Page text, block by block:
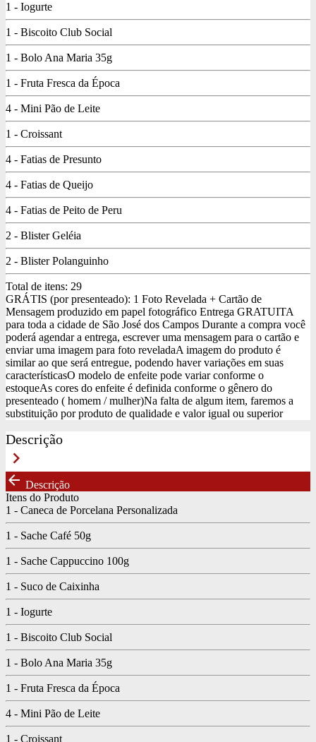
1 - Iogurte
1 - Biscoito Club Social
1 - Bolo Ana Maria 35g
1 - Fruta Fresca da Época
4 - Mini Pão de Leite
1 - Croissant
4 - Fatias de Presunto
4 - Fatias de Queijo
4 - Fatias de Peito de Peru
2 - Blister Geléia
2 - Blister Polanguinho
Total de itens: 29
GRÁTIS (por presenteado): 1 Foto Revelada + Cartão de
Mensagem produzido em papel fotográfico Entrega GRATUITA
para toda a cidade de São José dos Campos Durante a compra você
poderá agendar a entrega, escrever uma mensagem para o cartão e
enviar uma imagem para foto reveladaA imagem do produto é
similar ao que será entregue, podendo haver variações em suas
característicasO modelo de enfeite pode variar conforme o
estoqueAs cores do enfeite é definida conforme o gênero do
presenteado ( homem / mulher)Na falta de algum item, faremos a
substituição por produto de qualidade e valor igual ou superior
Descrição
keyboard_arrow_right
arrow_back Descrição
Itens do Produto
1 - Caneca de Porcelana Personalizada
1 - Sache Café 50g
1 - Sache Cappuccino 100g
1 - Suco de Caixinha
1 - Iogurte
1 - Biscoito Club Social
1 - Bolo Ana Maria 35g
1 - Fruta Fresca da Época
4 - Mini Pão de Leite
1 - Croissant